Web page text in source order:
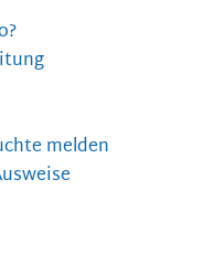
melden